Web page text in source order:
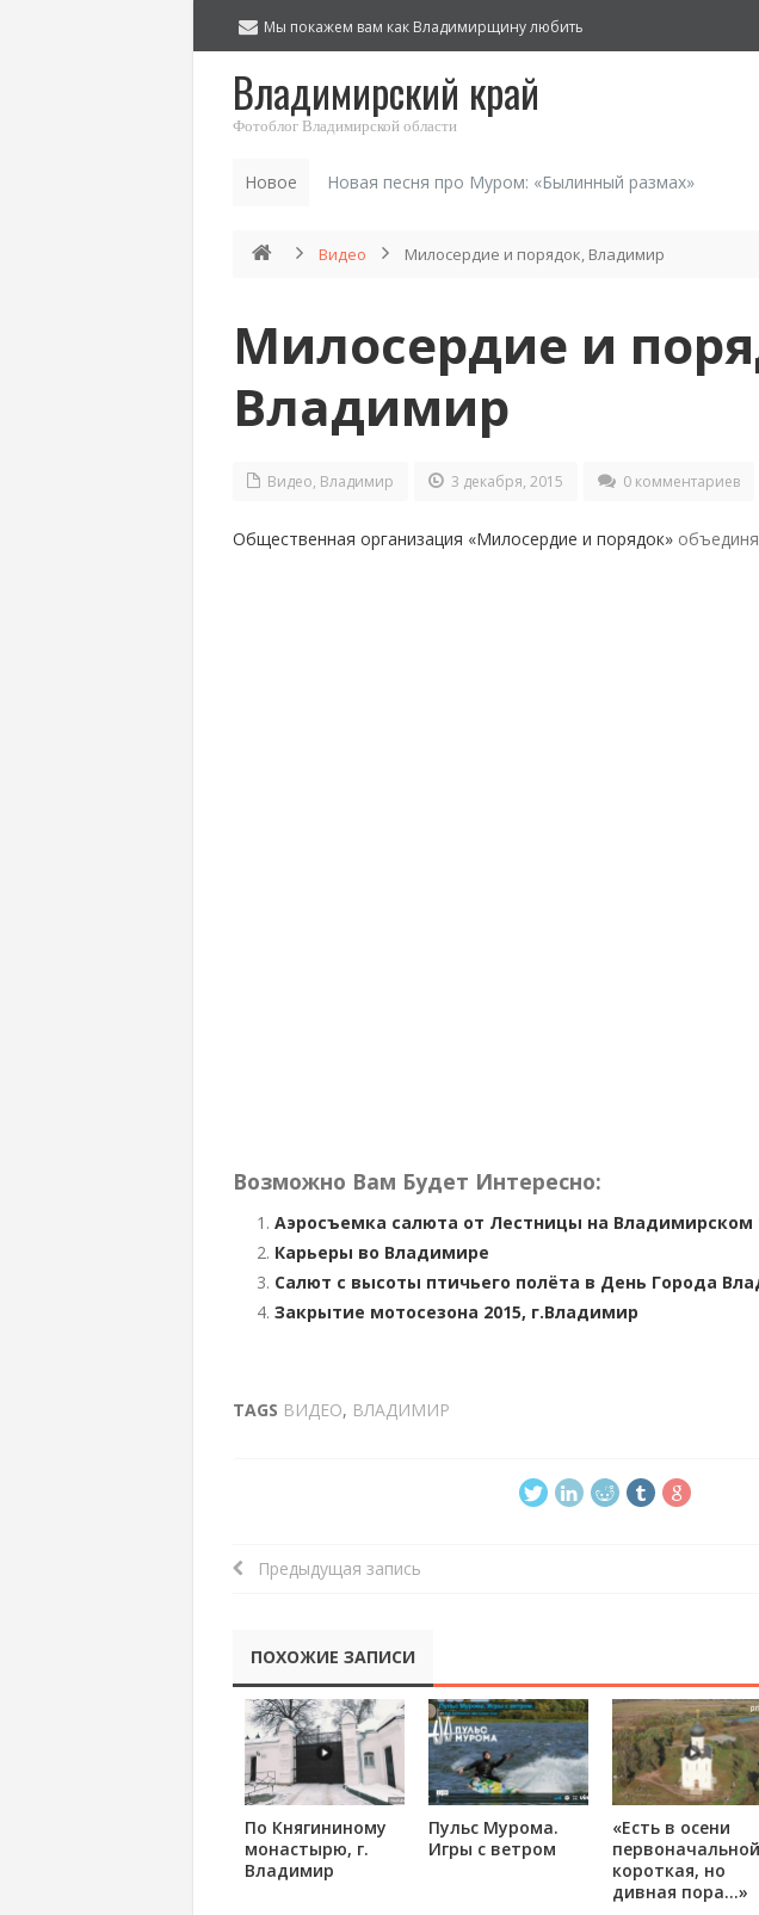
Мы покажем вам как Владимирщину любить
Владимирский край
Фотоблог Владимирской области
Новое Новая песня про Муром: «Былинный размах»
Видео Милосердие и порядок, Владимир
Милосердие и
Владимир
Видео, Владимир 3 декабря, 2015 0 комментариев
Общественная организация «Милосердие и порядок»
Возможно Вам Будет Интересно:
Аэросъемка салюта от Лестницы на Владимирском
Карьеры во Владимире
Салют с высоты птичьего полёта в День Города
Закрытие мотосезона 2015, г.Владимир
TAGS ВИДЕО, ВЛАДИМИР
Предыдущая запись
ПОХОЖИЕ ЗАПИСИ
По Княгининому
монастырю, г.
Владимир
Пульс Мурома.
Игры с ветром
«Есть в осени
первоначальной
короткая, но
дивная пора…»